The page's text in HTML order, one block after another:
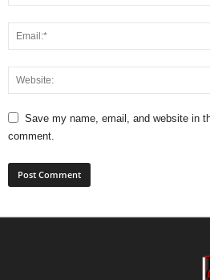
Save my name, email, and website in
comment.